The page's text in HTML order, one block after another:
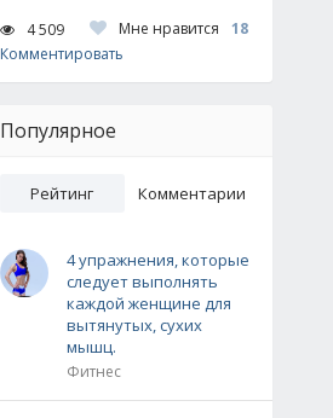
4 509 Мне нравится
18
Комментировать
Популярное
Рейтинг Комментарии
4 упражнения, которые
следует выполнять
каждой женщине для
вытянутых, сухих
мышц.
Фитнес